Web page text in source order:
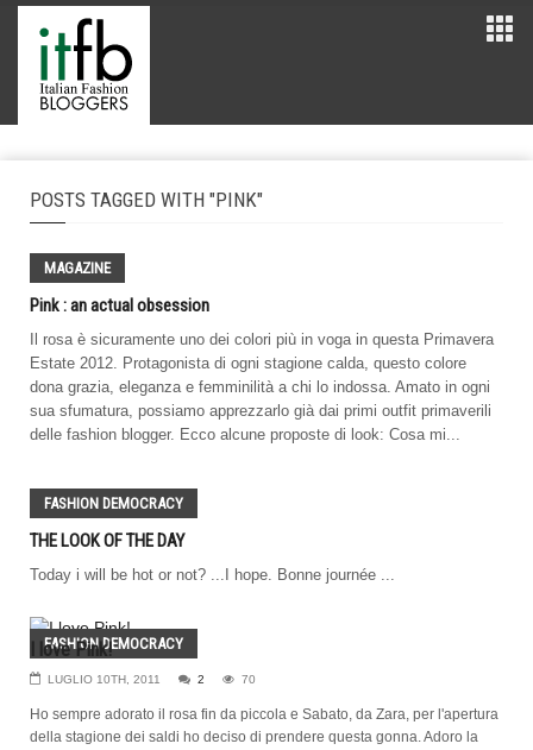
POSTS TAGGED WITH "PINK"
MAGAZINE
Pink : an actual obsession
Il rosa è sicuramente uno dei colori più in voga in questa Primavera
Estate 2012. Protagonista di ogni stagione calda, questo colore
dona grazia, eleganza e femminilità a chi lo indossa. Amato in ogni
sua sfumatura, possiamo apprezzarlo già dai primi outfit primaverili
delle fashion blogger. Ecco alcune proposte di look: Cosa mi...
FASHION DEMOCRACY
THE LOOK OF THE DAY
Today i will be hot or not? ...I hope. Bonne journée ...
FASHION DEMOCRACY
I love Pink!
LUGLIO 10TH, 2011 2 70
Ho sempre adorato il rosa fin da piccola e Sabato, da Zara, per l'apertura
della stagione dei saldi ho deciso di prendere questa gonna. Adoro la